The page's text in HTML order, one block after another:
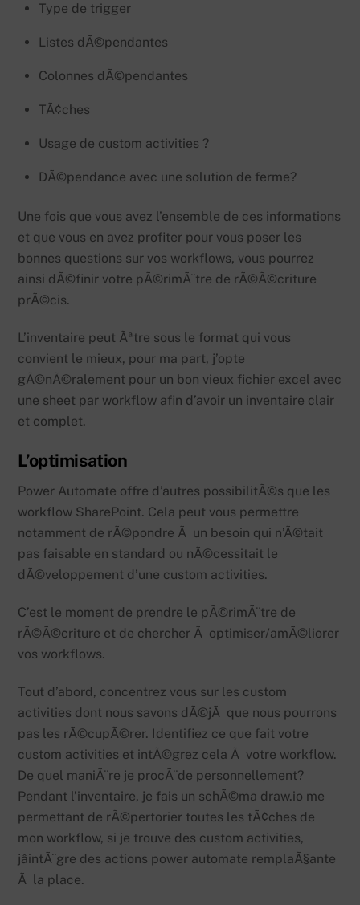
Type de trigger
Listes dÃ©pendantes
Colonnes dÃ©pendantes
TÃ¢ches
Usage de custom activities ?
DÃ©pendance avec une solution de ferme?
Une fois que vous avez l’ensemble de ces informations
et que vous en avez profiter pour vous poser les
bonnes questions sur vos workflows, vous pourrez
ainsi dÃ©finir votre pÃ©rimÃ¨tre de rÃ©Ã©criture
prÃ©cis.
L’inventaire peut Ãªtre sous le format qui vous
convient le mieux, pour ma part, j’opte
gÃ©nÃ©ralement pour un bon vieux fichier excel avec
une sheet par workflow afin d’avoir un inventaire clair
et complet.
L’optimisation
Power Automate offre d’autres possibilitÃ©s que les
workflow SharePoint. Cela peut vous permettre
notamment de rÃ©pondre Ã un besoin qui n’Ã©tait
pas faisable en standard ou nÃ©cessitait le
dÃ©veloppement d’une custom activities.
C’est le moment de prendre le pÃ©rimÃ¨tre de
rÃ©Ã©criture et de chercher Ã optimiser/amÃ©liorer
vos workflows.
Tout d’abord, concentrez vous sur les custom
activities dont nous savons dÃ©jÃ que nous pourrons
pas les rÃ©cupÃ©rer. Identifiez ce que fait votre
custom activities et intÃ©grez cela Ã votre workflow.
De quel maniÃ¨re je procÃ¨de personnellement?
Pendant l’inventaire, je fais un schÃ©ma draw.io me
permettant de rÃ©pertorier toutes les tÃ¢ches de
mon workflow, si je trouve des custom activities,
jâintÃ¨gre des actions power automate remplaÃ§ante
Ã la place.